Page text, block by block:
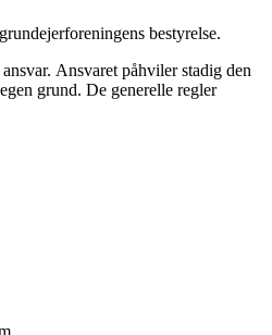
bestyrelse.
Ansvaret påhviler stadig den
grund. De generelle regler